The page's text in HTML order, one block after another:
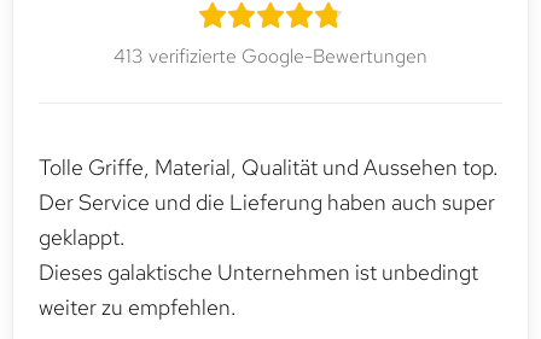
413 verifizierte Google-Bewertungen
Tolle Griffe, Material, Qualität und Aussehen top.
Der Service und die Lieferung haben auch super
geklappt.
Dieses galaktische Unternehmen ist unbedingt
weiter zu empfehlen.